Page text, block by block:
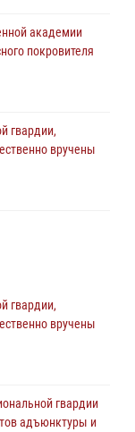
академии
покровителя
гвардии,
вручены
принял
гвардии,
вручены
гвардии
адъюнктуры и